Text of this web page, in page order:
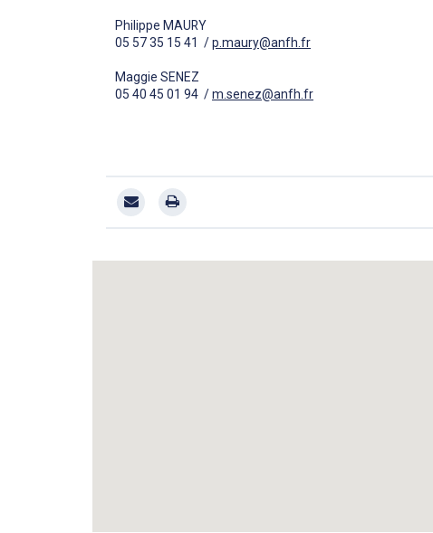
Philippe MAURY
05 57 35 15 41 /p.maury@anfh.fr
Maggie SENEZ
05 40 45 01 94 /m.senez@anfh.fr